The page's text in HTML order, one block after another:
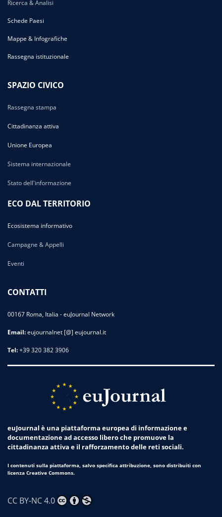
Ricerca & Analisi
Schede Paesi
Mappe & Infografiche
Rassegna istituzionale
SPAZIO CIVICO
Rassegna stampa
Cittadinanza attiva
Unione Europea
Sistema internazionale
Stato dell'informazione
ECO DAL TERRITORIO
Ecosistema informativo
Campagne & Appelli
Eventi
CONTATTI
00167 Roma, Italia - euJournal Network
Email:eujournalnet [@] eujournal.it
Tel:+39 320 382 3906
euJournal è una piattaforma europea di informazione e
documentazione ad accesso libero che promuove la
cittadinanza attiva e il rafforzamento delle reti sociali.
I contenuti sulla piattaforma, salvo specifica attribuzione, sono distribuiti con
licenza Creative Commons.
CC BY-NC 4.0